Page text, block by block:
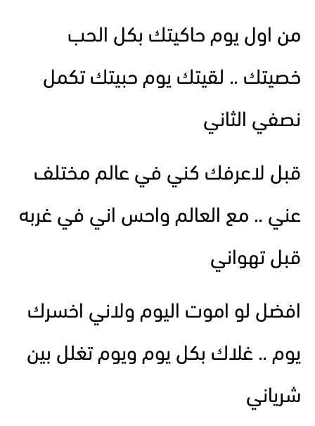
من اول يوم حاكيتك بكل الحب
خصيتك .. لقيتك يوم حبيتك تكمل
نصفي الثاني
قبل لاعرفك كني في عالم مختلف
عني .. مع العالم واحس اني في غربه
قبل تهواني
افضل لو اموت اليوم ولاني اخسرك
يوم .. غلاك بكل يوم ويوم تغلل بين
شرياني